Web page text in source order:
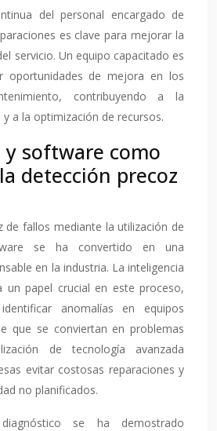
del personal encargado de
es clave para mejorar la
servicio. Un equipo capacitado es
oportunidades de mejora en los
contribuyendo a la
a la optimización de recursos.
y software como
detección precoz
de fallos mediante la utilización de
se ha convertido en una
en la industria. La inteligencia
un papel crucial en este proceso,
anomalías en equipos
que se conviertan en problemas
de tecnología avanzada
evitar costosas reparaciones y
no planificados.
se ha demostrado